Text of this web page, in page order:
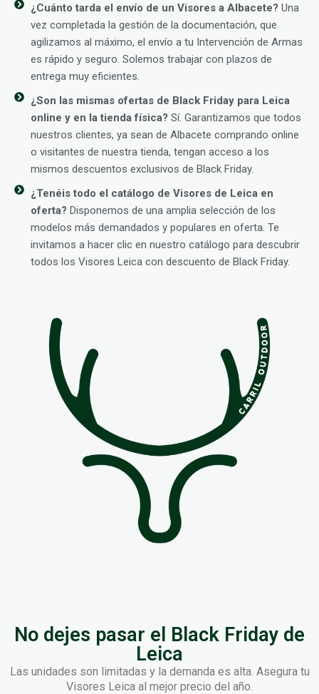
¿Cuánto tarda el envío de un Visores a Albacete? Una
vez completada la gestión de la documentación, que
agilizamos al máximo, el envío a tu Intervención de Armas
es rápido y seguro. Solemos trabajar con plazos de
entrega muy eficientes.
¿Son las mismas ofertas de Black Friday para Leica
online y en la tienda física? Sí. Garantizamos que todos
nuestros clientes, ya sean de Albacete comprando online
o visitantes de nuestra tienda, tengan acceso a los
mismos descuentos exclusivos de Black Friday.
¿Tenéis todo el catálogo de Visores de Leica en
oferta? Disponemos de una amplia selección de los
modelos más demandados y populares en oferta. Te
invitamos a hacer clic en nuestro catálogo para descubrir
todos los Visores Leica con descuento de Black Friday.
No dejes pasar el Black Friday de
Leica
Las unidades son limitadas y la demanda es alta. Asegura tu
Visores Leica al mejor precio del año.